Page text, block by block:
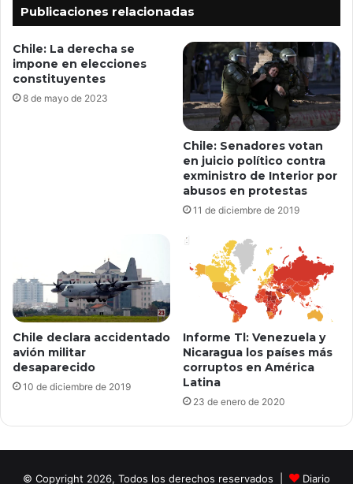
Publicaciones relacionadas
Chile: La derecha se
impone en elecciones
constituyentes
8 de mayo de 2023
Chile: Senadores votan
en juicio político contra
exministro de Interior por
abusos en protestas
11 de diciembre de 2019
Chile declara accidentado
avión militar
desaparecido
10 de diciembre de 2019
Informe Tl: Venezuela y
Nicaragua los países más
corruptos en América
Latina
23 de enero de 2020
© Copyright 2026, Todos los derechos reservados | Diario